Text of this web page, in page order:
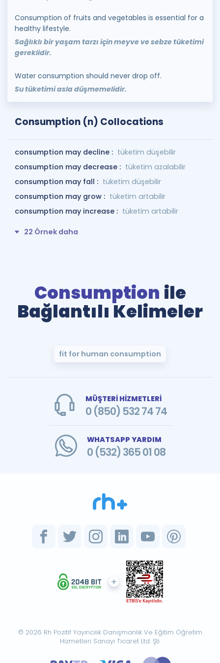
Consumption of fruits and vegetables is essential for a
healthy lifestyle.
Sağlıklı bir yaşam tarzı için meyve ve sebze tüketimi
gereklidir.
Water consumption should never drop off.
Su tüketimi asla düşmemelidir.
Consumption (n) Collocations
consumption may decline : tüketim düşebilir
consumption may decrease : tüketim azalabilir
consumption may fall : tüketim düşebilir
consumption may grow : tüketim artabilir
consumption may increase : tüketim artabilir
22 Örnek daha
Consumption ile
Bağlantılı Kelimeler
fit for human consumption
MÜŞTERİ HİZMETLERİ
0 (850) 532 74 74
WHATSAPP YARDIM
0 (532) 365 01 08
© 2026 Rh Pozitif Yayıncılık Danışmanlık Ve Eğitim Öğretim
Hizmetleri Sanayi Ticaret Ltd. Şti.